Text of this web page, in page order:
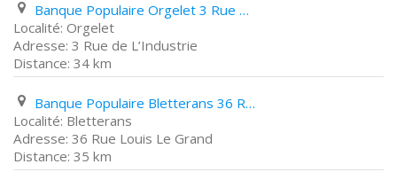
Banque Populaire Orgelet 3 Rue de L’Industrie
Orgelet
3 Rue de L’Industrie
34 km
Banque Populaire Bletterans 36 Rue Louis Le Grand
Bletterans
36 Rue Louis Le Grand
35 km